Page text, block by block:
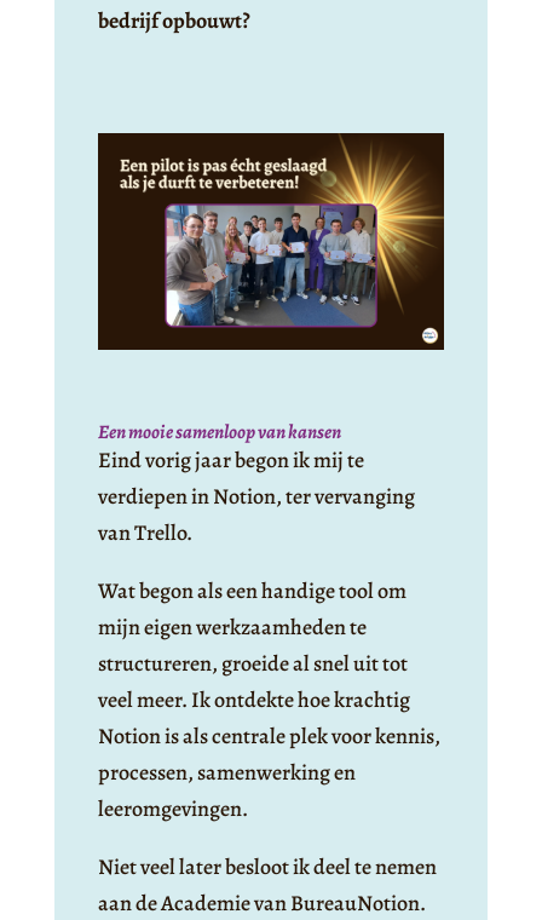
bedrijf opbouwt?
Een mooie samenloop van kansen
Eind vorig jaar begon ik mij te
verdiepen in Notion, ter vervanging
van Trello.
Wat begon als een handige tool om
mijn eigen werkzaamheden te
structureren, groeide al snel uit tot
veel meer. Ik ontdekte hoe krachtig
Notion is als centrale plek voor kennis,
processen, samenwerking en
leeromgevingen.
Niet veel later besloot ik deel te nemen
aan de Academie van BureauNotion.